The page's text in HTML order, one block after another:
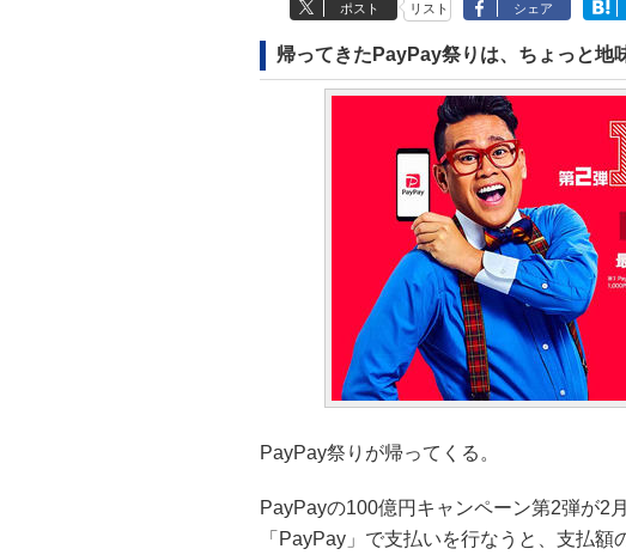
ポスト リスト シェア
帰ってきたPayPay祭りは、ちょっと地
PayPay祭りが帰ってくる。
PayPayの100億円キャンペーン第2弾が2
「PayPay」で支払いを行なうと、支払